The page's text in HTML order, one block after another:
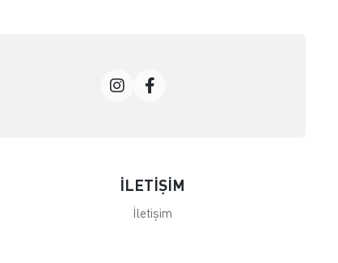
İLETİŞİM
İletişim